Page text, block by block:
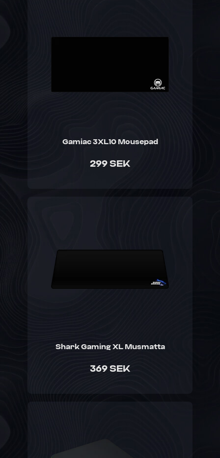
Gamiac 3XL10 Mousepad
299 SEK
Shark Gaming XL Musmatta
369 SEK